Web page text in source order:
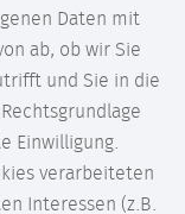
Daten mit
ab, ob wir Sie
und Sie in die
Einwilligung.
verarbeiteten
Interessen (z.B.